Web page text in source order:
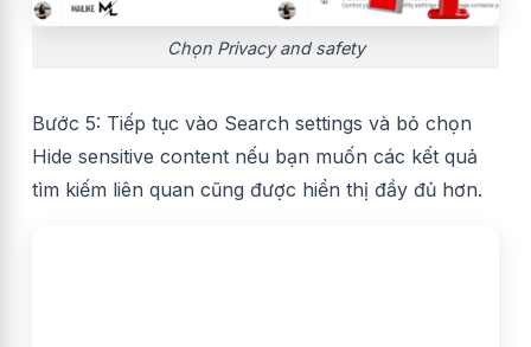
Chọn Privacy and safety
Bước 5: Tiếp tục vào Search settings và bỏ chọn
Hide sensitive content nếu bạn muốn các kết quả
tìm kiếm liên quan cũng được hiển thị đầy đủ hơn.